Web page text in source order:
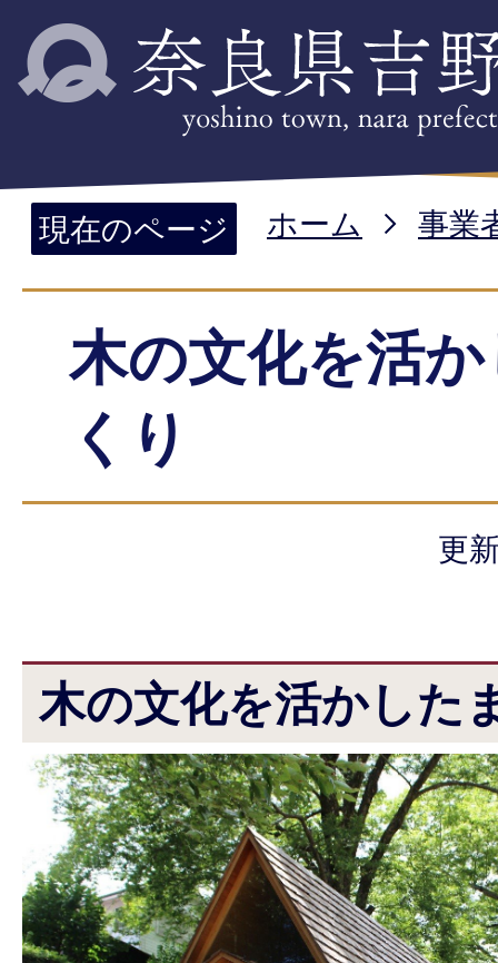
現在のページ ホーム 事業
木の文化を活
くり
更
木の文化を活かした